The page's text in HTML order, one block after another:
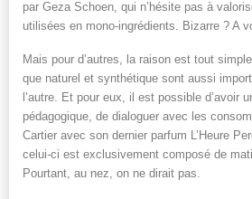
par Geza Schoen, qui n’hésite pas à
utilisées en mono-ingrédients. Bizarre ? A
Mais pour d’autres, la raison est tout
que naturel et synthétique sont aussi
l’autre. Et pour eux, il est possible d’avoir
pédagogique, de dialoguer avec les
Cartier avec son dernier parfum L’Heure
celui-ci est exclusivement composé de
Pourtant, au nez, on ne dirait pas.